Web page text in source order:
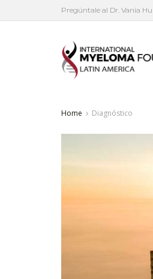
Pregúntale al Dr. Vania
Home Diagnóstico